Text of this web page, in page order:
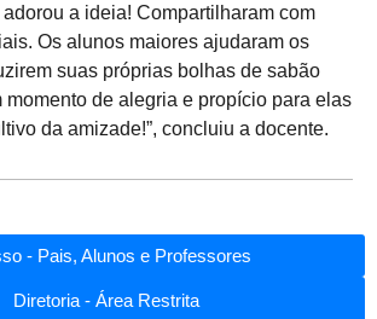
adorou a ideia! Compartilharam com
Os alunos maiores ajudaram os
suas próprias bolhas de sabão
momento de alegria e propício para elas
da amizade!”, concluiu a docente.
- Pais, Alunos e Professores
Diretoria - Área Restrita